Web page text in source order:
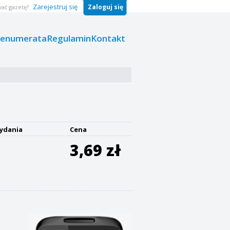
RegulaminKontakt
gazetę? Zarejestruj się Zaloguj się
Cena
3,69 zł